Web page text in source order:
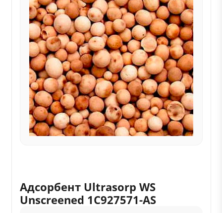
Адсорбент Ultrasorp WS
Unscreened 1C927571-AS